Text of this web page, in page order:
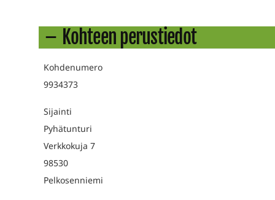
Kohteen perustiedot
Kohdenumero
9934373
Sijainti
Pyhätunturi
Verkkokuja 7
98530
Pelkosenniemi